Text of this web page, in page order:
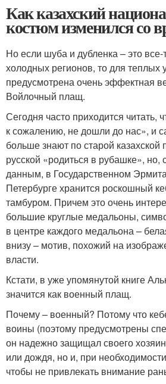
Как казахский
костюм изменился со
Но если шуба и дубленка – это
холодных регионов, то для теплых
предусмотрена очень эффектная
Войлочный плащ.
Сегодня часто приходится читать,
к сожалению, не дошли до нас», и
больше знают по старой казахской
русской «родиться в рубашке», но,
данным, в Государственном
Петербурге хранится роскошный
тамбуром. Причем это очень
большие круглые медальоны,
в центре каждого медальона –
внизу – мотив, похожий на
власти.
Кстати, в уже упомянутой книге
значится как военный плащ.
Почему – военный? Потому что
вои­ны (поэтому предусмотрены
он надежно защищал своего
или дождя, но и, при
чтобы не привлекать внимание